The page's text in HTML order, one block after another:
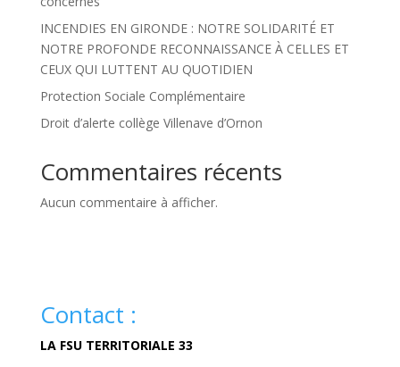
INCENDIES EN GIRONDE : NOTRE SOLIDARITÉ ET
NOTRE PROFONDE RECONNAISSANCE À CELLES ET
CEUX QUI LUTTENT AU QUOTIDIEN
Protection Sociale Complémentaire
Droit d’alerte collège Villenave d’Ornon
Commentaires récents
Aucun commentaire à afficher.
Contact :
LA FSU TERRITORIALE 33